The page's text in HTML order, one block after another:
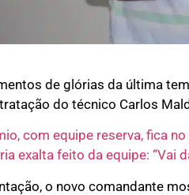
de glórias da última
do técnico Carlos
com equipe reserva, fica
exalta feito da equipe: “Vai
o novo comandante